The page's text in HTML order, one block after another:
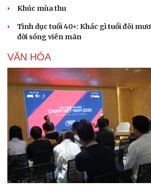
Khúc mùa thu
Tình dục tuổi 40+: Khác gì tuổi đôi
đời sống viên mãn
VĂN HÓA